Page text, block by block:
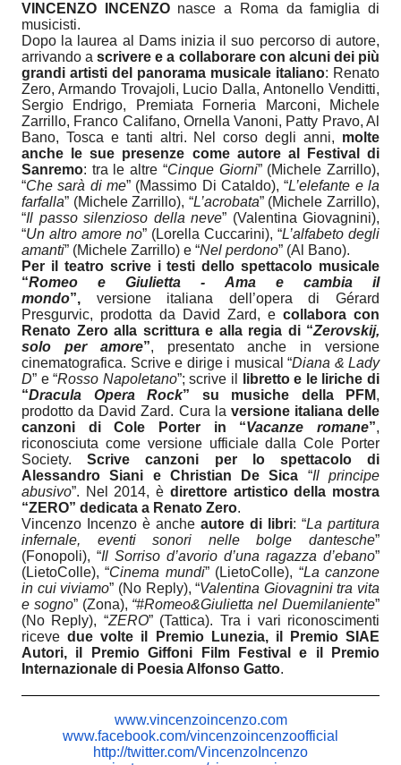
VINCENZO INCENZOnasce a Roma da famiglia di
musicisti.
Dopo la laurea al Dams inizia il suo percorso di autore,
arrivando a scrivere e a collaborare con alcuni dei più
grandi artisti del panorama musicale italiano: Renato
Zero, Armando Trovajoli, Lucio Dalla, Antonello Venditti,
Sergio Endrigo, Premiata Forneria Marconi, Michele
Zarrillo, Franco Califano, Ornella Vanoni, Patty Pravo, Al
Bano, Tosca e tanti altri. Nel corso degli anni, molte
anche le sue presenze come autore al Festival di
Sanremo: tra le altre “Cinque Giorni” (Michele Zarrillo),
“Che sarà di me” (Massimo Di Cataldo), “L’elefante e la
farfalla” (Michele Zarrillo), “L’acrobata” (Michele Zarrillo),
“Il passo silenzioso della neve” (Valentina Giovagnini),
“Un altro amore no” (Lorella Cuccarini), “L’alfabeto degli
amanti” (Michele Zarrillo) e “Nel perdono” (Al Bano).
Per il teatro scrive i testi dello spettacolo musicale
“Romeo e Giulietta - Ama e cambia il
mondo”, versione italiana dell’opera di Gérard
Presgurvic, prodotta da David Zard, e collabora con
Renato Zero alla scrittura e alla regia di “Zerovskij,
solo per amore”, presentato anche in versione
cinematografica. Scrive e dirige i musical “Diana & Lady
D” e “Rosso Napoletano”; scrive il
libretto e le liriche di
“Dracula Opera Rock” su musiche della PFM,
prodotto da David Zard. Cura la versione italiana delle
canzoni di Cole Porter in “Vacanze romane”,
riconosciuta come versione ufficiale dalla Cole Porter
Society.Scrive canzoni per lo spettacolo di
Alessandro Siani e Christian De Sica “Il principe
abusivo”. Nel 2014, è direttore artistico della mostra
“ZERO” dedicata a Renato Zero.
Vincenzo Incenzo è anche autore di libri: “La partitura
infernale, eventi sonori nelle bolge dantesche”
(Fonopoli), “Il Sorriso d’avorio d’una ragazza d’ebano”
(LietoColle), “Cinema mundi” (LietoColle), “La canzone
in cui viviamo” (No Reply), “Valentina Giovagnini tra vita
e sogno” (Zona), “#Romeo&Giulietta nel Duemilaniente”
(No Reply), “ZERO” (Tattica). Tra i vari riconoscimenti
ricevedue volte il Premio Lunezia, il Premio SIAE
Autori, il Premio Giffoni Film Festival e il Premio
Internazionale di Poesia Alfonso Gatto.
www.vincenzoincenzo.com
www.facebook.com/vincenzoincenzoofficial
http://twitter.com/VincenzoIncenzo